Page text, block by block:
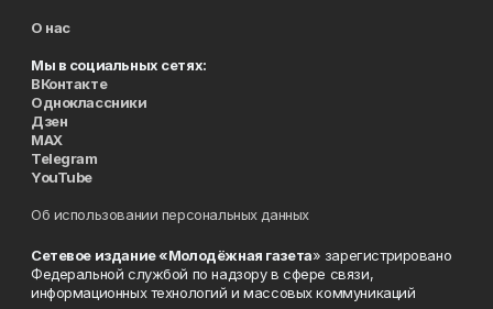
О нас
Мы в социальных сетях:
ВКонтакте
Одноклассники
Дзен
MAX
Telegram
YouTube
Об использовании персональных данных
Сетевое издание «Молодёжная газета» зарегистрировано
Федеральной службой по надзору в сфере связи,
информационных технологий и массовых коммуникаций